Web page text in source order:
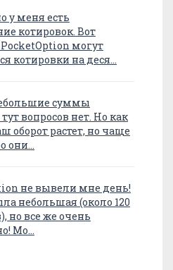
у меня есть
котировок. Вот
могут
котировки на деся…
суммы
вопросов нет. Но как
оборот растет, но чаще
они…
не вывели мне день!
небольшая (около 120
но все же очень
Мо…